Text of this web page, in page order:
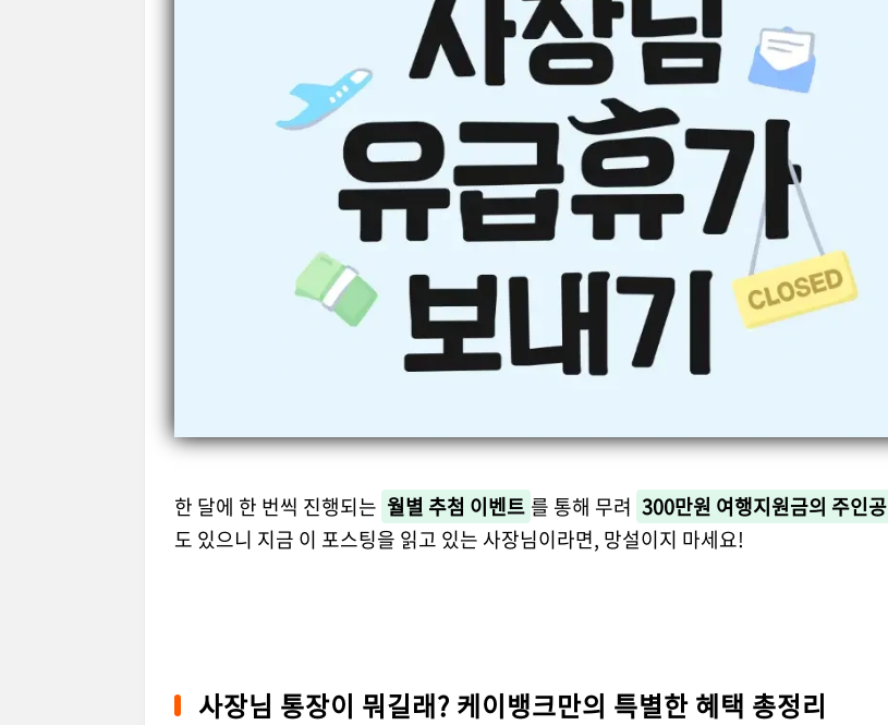
한 달에 한 번씩 진행되는 월별 추첨 이벤트 를 통해 무려 300만원 여행지원금의 주인공
도 있으니 지금 이 포스팅을 읽고 있는 사장님이라면, 망설이지 마세요!
사장님 통장이 뭐길래? 케이뱅크만의 특별한 혜택 총정리